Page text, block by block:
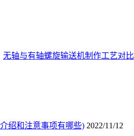
无轴与有轴螺旋输送机制作工艺对比
绍和注意事项有哪些) 2022/11/12